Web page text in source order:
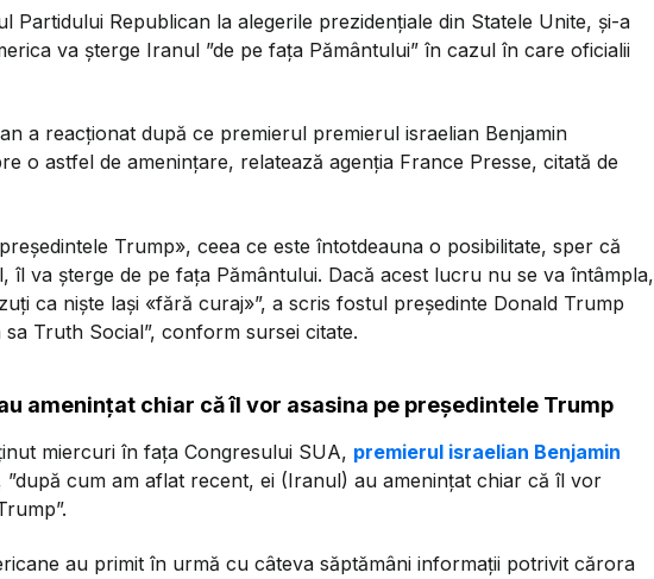
Partidului Republican la alegerile prezidențiale din Statele Unite, și-a
va şterge Iranul ”de pe faţa Pământului” în cazul în care oficialii
a reacționat după ce premierul premierul israelian Benjamin
o astfel de ameninţare, relatează agenția France Presse, citată de
Trump», ceea ce este întotdeauna o posibilitate, sper că
îl va şterge de pe faţa Pământului. Dacă acest lucru nu se va întâmpla,
ca nişte laşi «fără curaj»”, a scris fostul preşedinte Donald Trump
Truth Social”, conform sursei citate.
ameninţat chiar că îl vor asasina pe preşedintele Trump
miercuri în faţa Congresului SUA, premierul israelian Benjamin
”după cum am aflat recent, ei (Iranul) au ameninţat chiar că îl vor
au primit în urmă cu câteva săptămâni informaţii potrivit cărora